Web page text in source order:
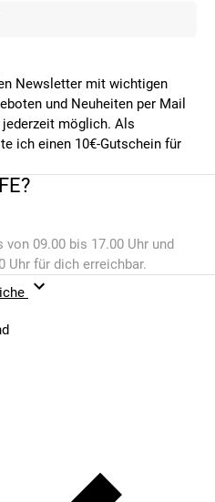
Newsletter mit wichtigen
und Neuheiten per Mail
möglich. Als
ich einen 10€-Gutschein für
09.00 bis 17.00 Uhr und
Uhr für dich erreichbar.